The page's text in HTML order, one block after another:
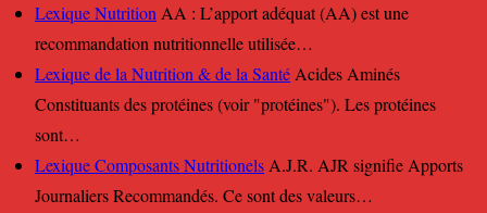
Lexique NutritionAA : L’apport adéquat (AA) est une
recommandation nutritionnelle utilisée…
Lexique de la Nutrition & de la SantéAcides Aminés
Constituants des protéines (voir "protéines"). Les protéines
sont…
Lexique Composants NutritionelsA.J.R. AJR signifie Apports
Journaliers Recommandés. Ce sont des valeurs…